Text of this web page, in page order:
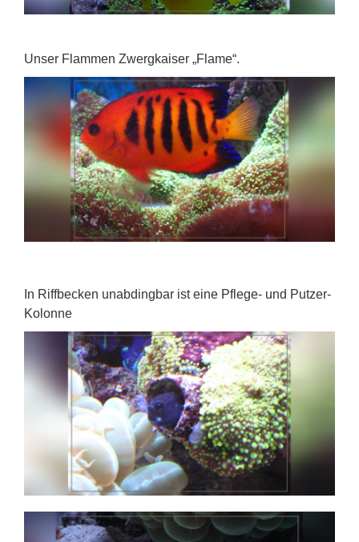
Unser Flammen Zwergkaiser „Flame“.
In Riffbecken unabdingbar ist eine Pflege- und Putzer-
Kolonne